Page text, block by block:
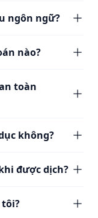
ngôn ngữ?
nào?
toàn
không?
được dịch?
tôi?